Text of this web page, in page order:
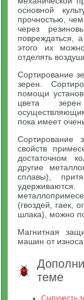
основной
прочностью,
через
повреждаться,
этого их
отделять
Сортирование
зерен.
помощи
цвета
пока имеет
Сортирование
свойств
достаточном
другие
сплавы),
(гвоздей, гаек,
шлака), можно
Магнитная
машин от
теме